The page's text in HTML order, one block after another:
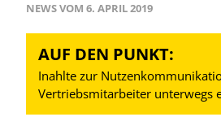
NEWS VOM 6. APRIL 2019
AUF DEN PUNKT:
Inahlte zur
Vertriebsmitarbeiter unterwegs